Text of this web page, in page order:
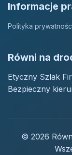
Informacje
Polityka
Równi na
Etyczny Szlak
Bezpieczny
© 2026